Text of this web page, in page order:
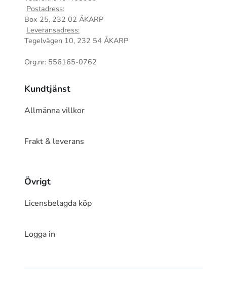
Postadress:
Box 25, 232 02 ÅKARP
Leveransadress:
Tegelvägen 10, 232 54 ÅKARP
Org.nr: 556165-0762
Kundtjänst
Allmänna villkor
Frakt & leverans
Övrigt
Licensbelagda köp
Logga in